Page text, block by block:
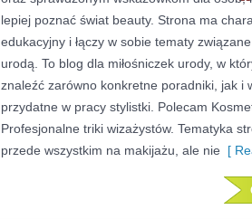
lepiej poznać świat beauty. Strona ma
edukacyjny i łączy w sobie tematy
urodą. To blog dla miłośniczek urody, w
znaleźć zarówno konkretne poradniki, jak i
przydatne w pracy stylistki. Polecam
Profesjonalne triki wizażystów. Tematyka
przede wszystkim na makijażu, ale nie [